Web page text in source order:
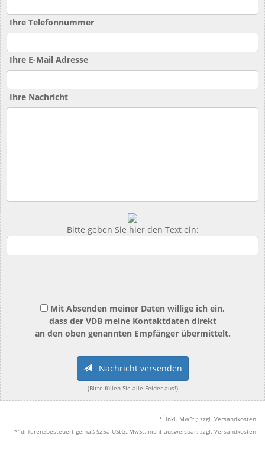
Ihre Telefonnummer
Ihre E-Mail Adresse
Ihre Nachricht
Bitte geben Sie hier den Text ein:
Mit Absenden meiner Daten willige ich ein,
dass der VDB meine Kontaktdaten direkt
an den oben genannten Empfänger übermittelt.
Nachricht versenden
(Bitte füllen Sie alle Felder aus!)
* 1 inkl. MwSt.; zzgl. Versandkosten
*2differenzbesteuert gemäß §25a UStG.;MwSt. nicht ausweisbar; zzgl. Versandkosten